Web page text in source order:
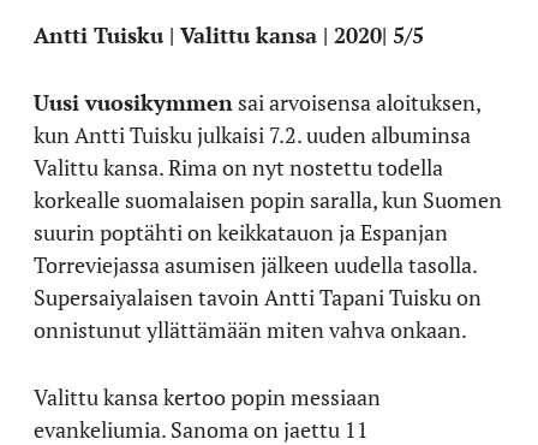
Antti Tuisku | Valittu kansa | 2020| 5/5
Uusi vuosikymmen sai arvoisensa aloituksen,
kun Antti Tuisku julkaisi 7.2. uuden albuminsa
Valittu kansa. Rima on nyt nostettu todella
korkealle suomalaisen popin saralla, kun Suomen
suurin poptähti on keikkatauon ja Espanjan
Torreviejassa asumisen jälkeen uudella tasolla.
Supersaiyalaisen tavoin Antti Tapani Tuisku on
onnistunut yllättämään miten vahva onkaan.
Valittu kansa kertoo popin messiaan
evankeliumia. Sanoma on jaettu 11